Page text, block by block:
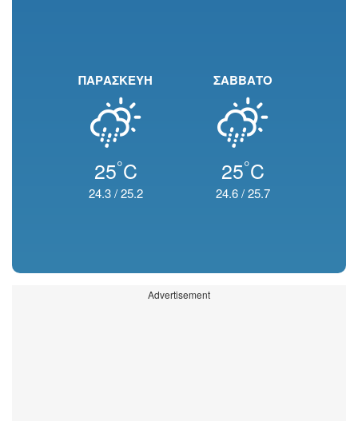
ΠΑΡΑΣΚΕΥΗ
25°C
24.3/25.2
ΣΑΒΒΑΤΟ
25°C
24.6/25.7
Advertisement